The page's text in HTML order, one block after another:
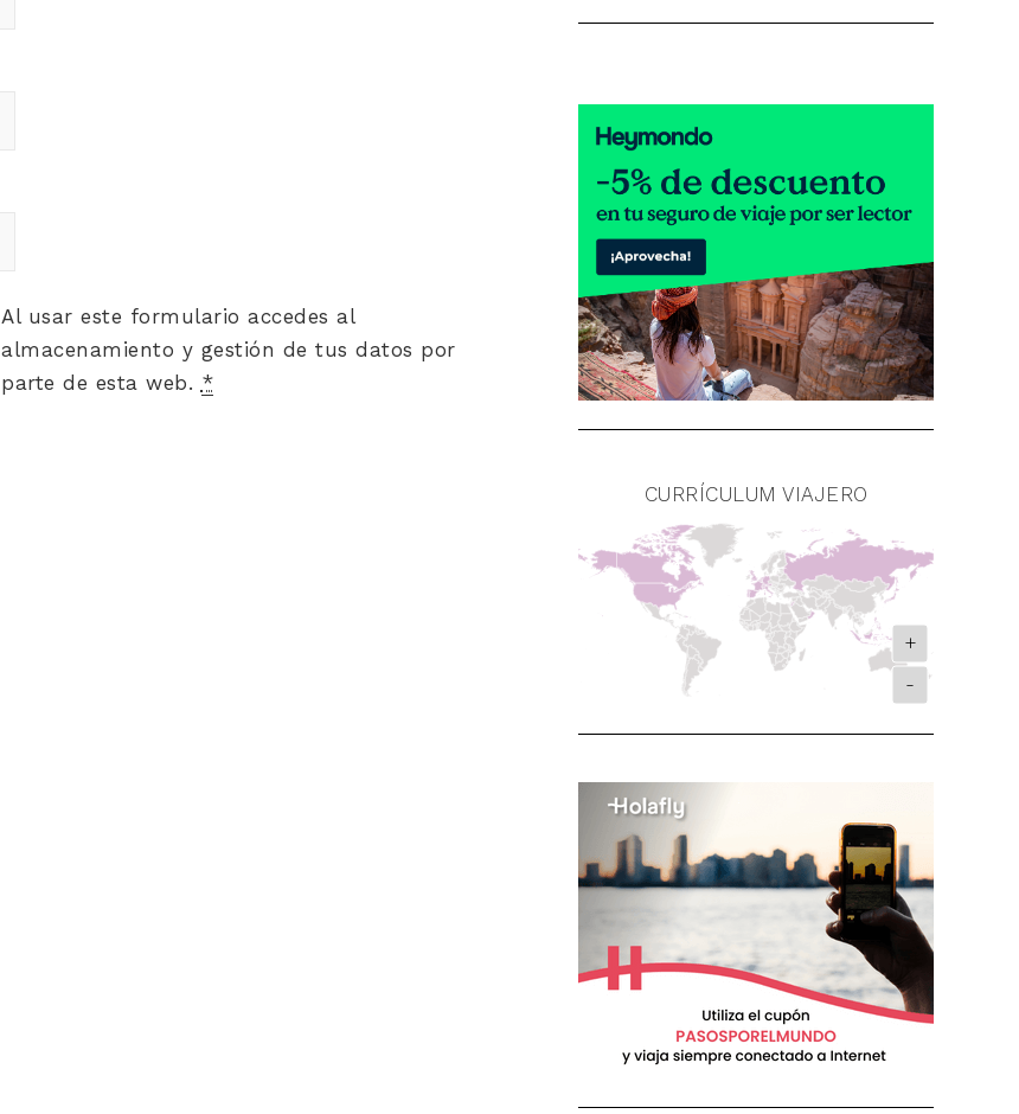
Al usar este formulario accedes al
almacenamiento y gestión de tus datos por
parte de esta web. *
CURRÍCULUM VIAJERO
+
-